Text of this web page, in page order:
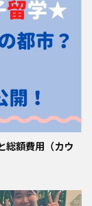
総額費用（カウ